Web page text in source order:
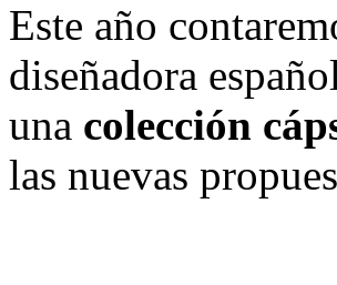
Este año
diseñadora
una colección
las nuevas